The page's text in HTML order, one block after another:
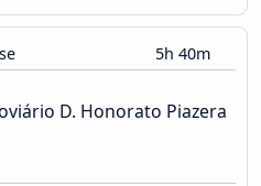
5h 40m
D. Honorato Piazera